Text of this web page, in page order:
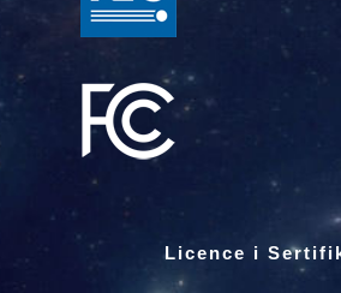
Licence i